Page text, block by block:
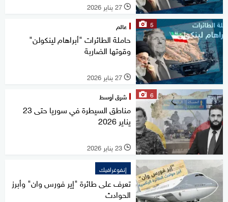
l 27 يناير 2026
5 عالم
حاملة الطائرات "أبراهام لينكولن"
وقوتها الضاربة
l 27 يناير 2026
6 شرق أوسط
مناطق السيطرة في سوريا حتى 23
يناير 2026
l 23 يناير 2026
إنفوغرافيك
تعرف على طائرة "إير فورس وان" وأبرز
الحوادث